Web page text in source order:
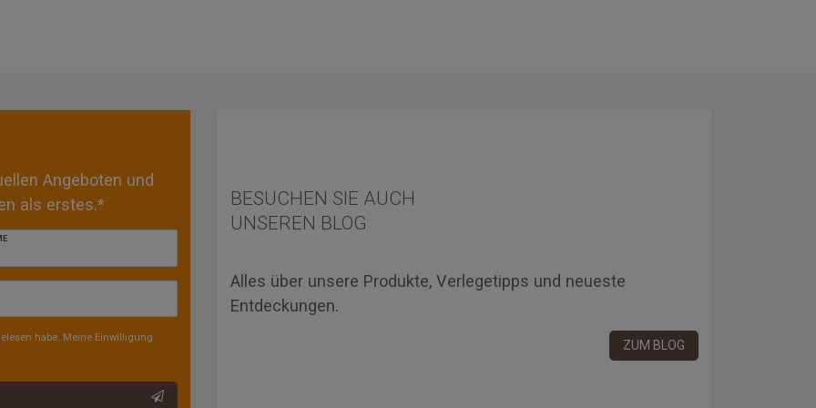
Angeboten und
als erstes.*
habe. Meine Einwilligung
BESUCHEN SIE AUCH
UNSEREN BLOG
Alles über unsere Produkte, Verlegetipps und neueste
Entdeckungen.
ZUM BLOG